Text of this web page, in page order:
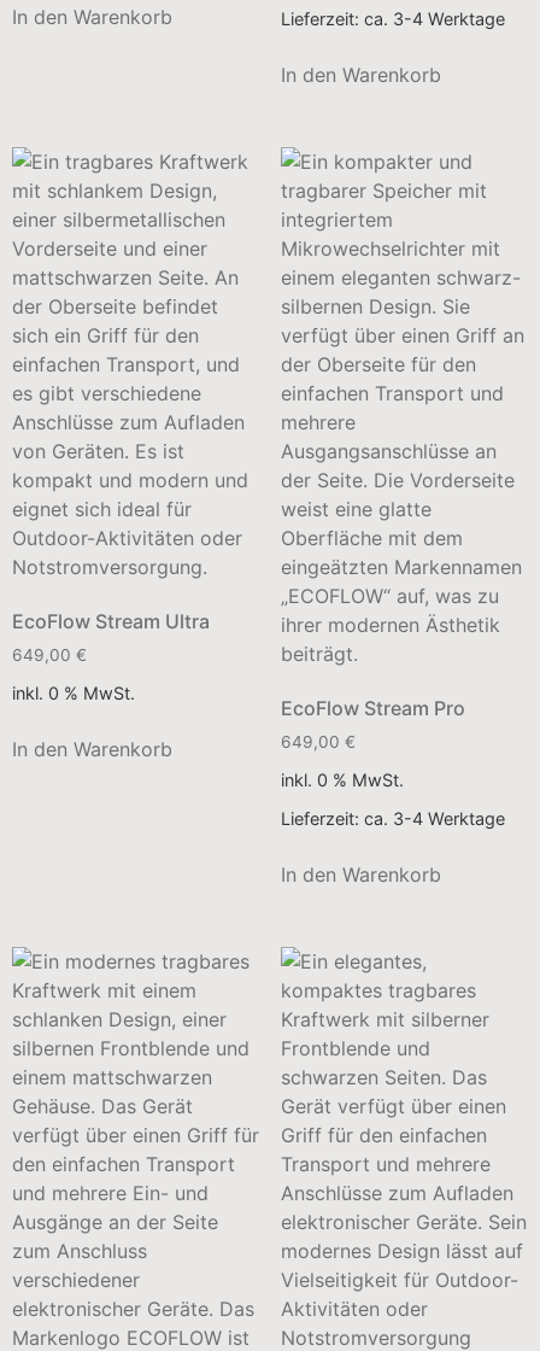
In den Warenkorb Lieferzeit: ca. 3-4 Werktage
In den Warenkorb
EcoFlow Stream Ultra
649,00 €
inkl. 0 % MwSt.
In den Warenkorb
EcoFlow Stream Pro
649,00 €
inkl. 0 % MwSt.
Lieferzeit: ca. 3-4 Werktage
In den Warenkorb